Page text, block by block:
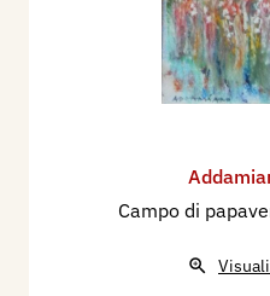
Campo di